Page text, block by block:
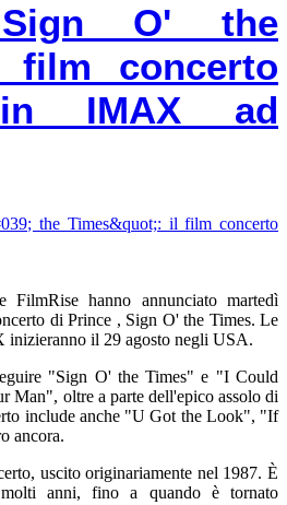
O' the
concerto
IMAX ad
hanno annunciato martedì
di Prince , Sign O' the Times. Le
il 29 agosto negli USA.
"Sign O' the Times" e "I Could
Man", oltre a parte dell'epico assolo di
include anche "U Got the Look", "If
ancora.
uscito originariamente nel 1987. È
anni, fino a quando è tornato